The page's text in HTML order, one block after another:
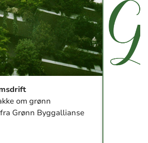
om grønn
Grønn Byggallianse